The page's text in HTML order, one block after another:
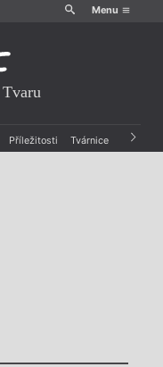
Menu
Příležitosti Tvárnice Archiv